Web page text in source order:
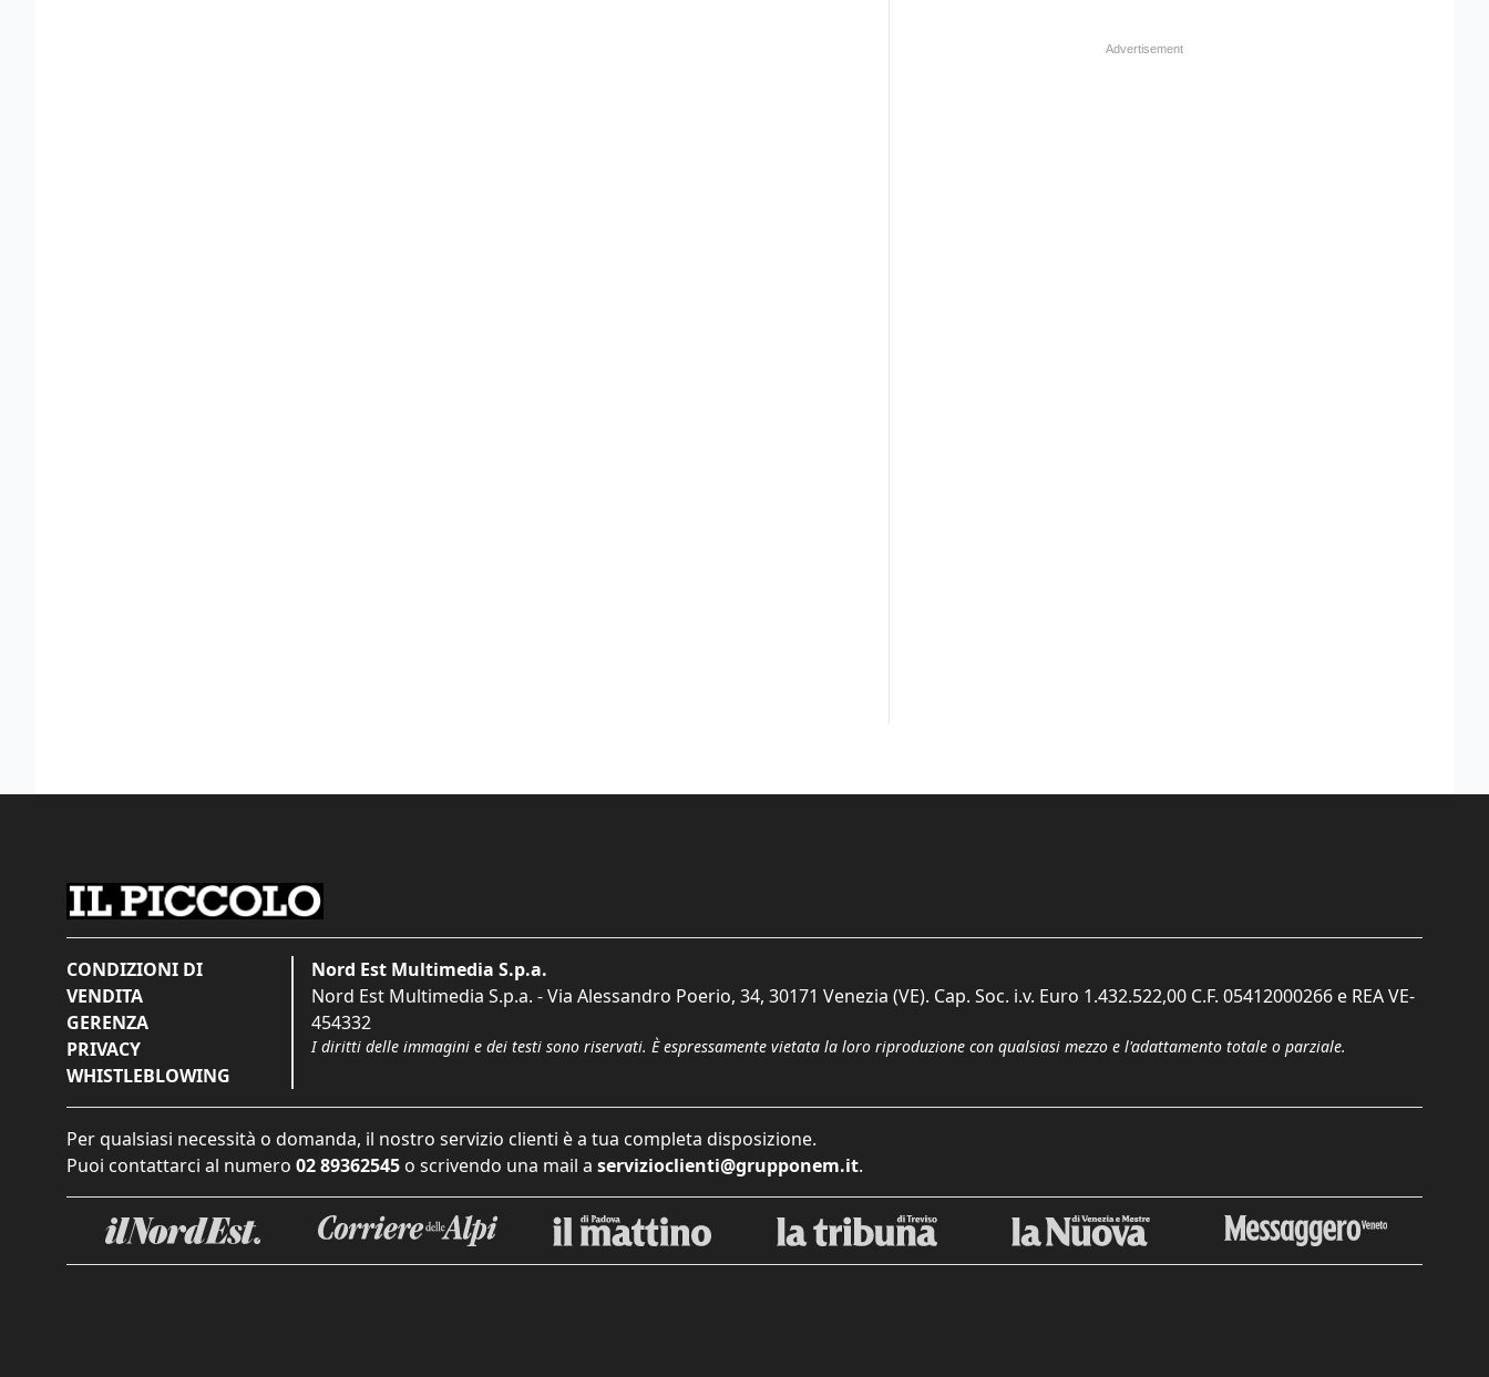
CONDIZIONI DI
VENDITA
GERENZA
PRIVACY
WHISTLEBLOWING
Nord Est Multimedia S.p.a.
Nord Est Multimedia S.p.a. - Via Alessandro Poerio, 34, 30171 Venezia (VE). Cap. Soc. i.v. Euro 1.432.522,00 C.F. 05412000266 e REA VE-
454332
I diritti delle immagini e dei testi sono riservati. È espressamente vietata la loro riproduzione con qualsiasi mezzo e l'adattamento totale o parziale.
Per qualsiasi necessità o domanda, il nostro servizio clienti è a tua completa disposizione.
Puoi contattarci al numero 02 89362545 o scrivendo una mail a servizioclienti@grupponem.it.